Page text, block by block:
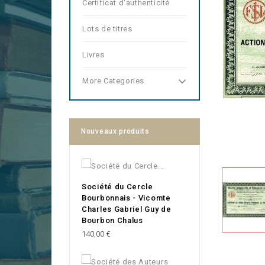
Certificat d'authenticité
Lots de titres
Livres
More Categories
Nouveaux produits
Société du Cercle
Bourbonnais - Vicomte
Charles Gabriel Guy de
Bourbon Chalus
Prix
140,00 €